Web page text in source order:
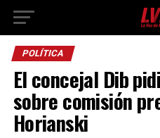
POLÍTICA
El concejal Dib
sobre comisión
Horianski